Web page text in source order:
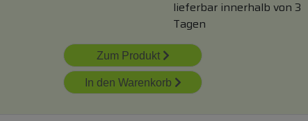
lieferbar innerhalb von 3
Tagen
Zum Produkt
In den Warenkorb